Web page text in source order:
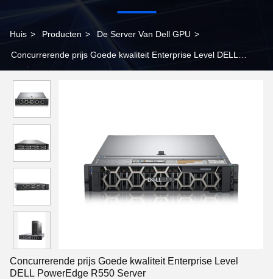
Huis > Producten > De Server Van Dell GPU >
Concurrerende prijs Goede kwaliteit Enterprise Level DELL
Concurrerende prijs Goede kwaliteit Enterprise Level
DELL PowerEdge R550 Server